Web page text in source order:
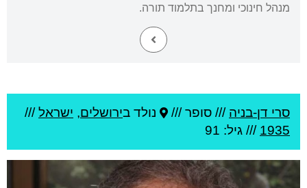
מנהל חינוכי ומחנך בתלמוד תורה.
סרי דן-בניה /// סופר /// נולד בירושלים, ישראל///
1935 /// גיל: 91